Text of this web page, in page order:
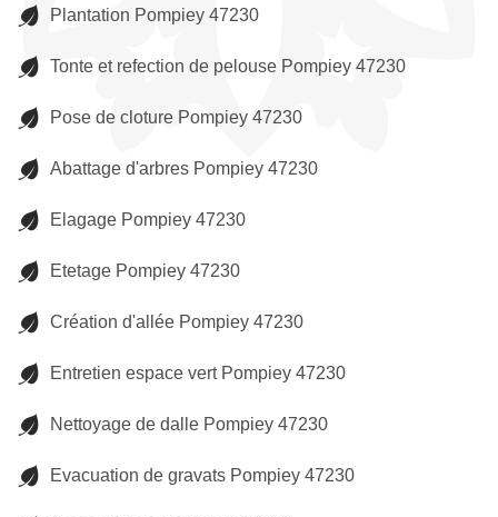
Plantation Pompiey 47230
Tonte et refection de pelouse Pompiey 47230
Pose de cloture Pompiey 47230
Abattage d'arbres Pompiey 47230
Elagage Pompiey 47230
Etetage Pompiey 47230
Création d'allée Pompiey 47230
Entretien espace vert Pompiey 47230
Nettoyage de dalle Pompiey 47230
Evacuation de gravats Pompiey 47230